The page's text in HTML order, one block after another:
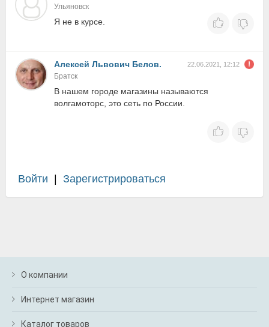
Ульяновск
Я не в курсе.
Алексей Львович Белов. 22.06.2021, 12:12
Братск
В нашем городе магазины называются
волгамоторс, это сеть по России.
Войти Зарегистрироваться
О компании
Интернет магазин
Каталог товаров